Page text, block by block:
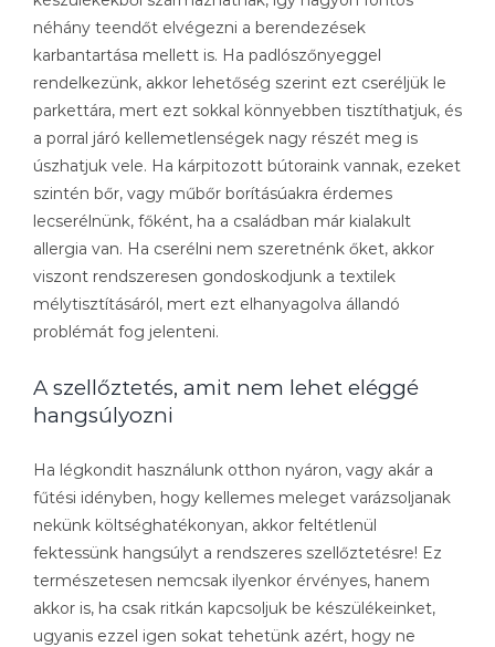
néhány teendőt elvégezni a berendezések
karbantartása mellett is. Ha padlószőnyeggel
rendelkezünk, akkor lehetőség szerint ezt cseréljük le
parkettára, mert ezt sokkal könnyebben tisztíthatjuk, és
a porral járó kellemetlenségek nagy részét meg is
úszhatjuk vele. Ha kárpitozott bútoraink vannak, ezeket
szintén bőr, vagy műbőr borításúakra érdemes
lecserélnünk, főként, ha a családban már kialakult
allergia van. Ha cserélni nem szeretnénk őket, akkor
viszont rendszeresen gondoskodjunk a textilek
mélytisztításáról, mert ezt elhanyagolva állandó
problémát fog jelenteni.
A szellőztetés, amit nem lehet eléggé
hangsúlyozni
Ha légkondit használunk otthon nyáron, vagy akár a
fűtési idényben, hogy kellemes meleget varázsoljanak
nekünk költséghatékonyan, akkor feltétlenül
fektessünk hangsúlyt a rendszeres szellőztetésre! Ez
természetesen nemcsak ilyenkor érvényes, hanem
akkor is, ha csak ritkán kapcsoljuk be készülékeinket,
ugyanis ezzel igen sokat tehetünk azért, hogy ne